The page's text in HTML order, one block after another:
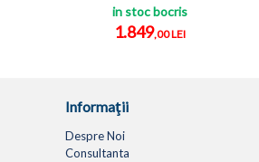
in stoc bocris
1.849,00 LEI
Informaţii
Despre Noi
Consultanta